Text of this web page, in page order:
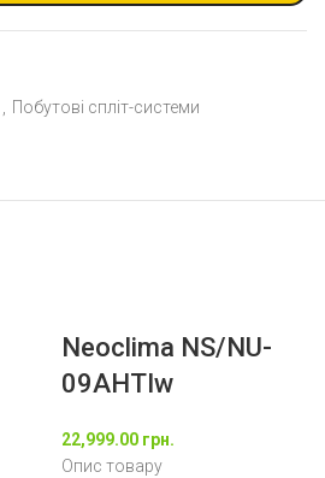
Побутові спліт-системи
Neoclima NS/NU-
09AHTIw
22,999.00 грн.
Опис товару